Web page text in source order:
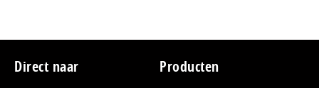
Footer
Direct naar Producten